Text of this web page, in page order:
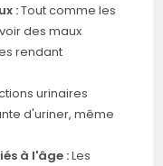
:Tout comme les
des maux
rendant
urinaires
d'uriner, même
à l'âge :Les